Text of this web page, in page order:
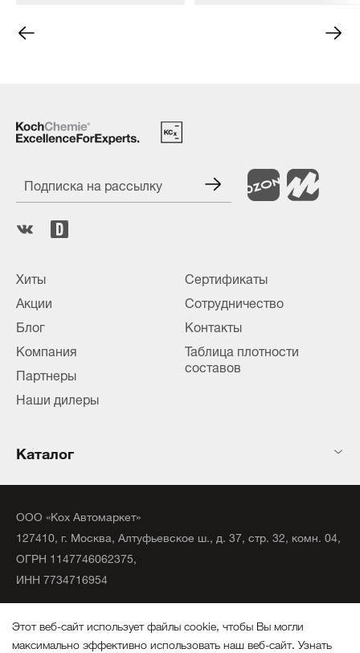
Подписка на рассылку
Хиты
Акции
Блог
Компания
Партнеры
Наши дилеры
Сертификаты
Сотрудничество
Контакты
Таблица плотности
составов
Каталог
ООО «Кох Автомаркет»
127410, г. Москва, Алтуфьевское ш., д. 37, стр. 32, комн. 04,
ОГРН 1147746062375,
ИНН 7734716954
Все права защищены.
Этот веб-сайт использует файлы cookie, чтобы Вы могли
максимально эффективно использовать наш веб-сайт.Узнать